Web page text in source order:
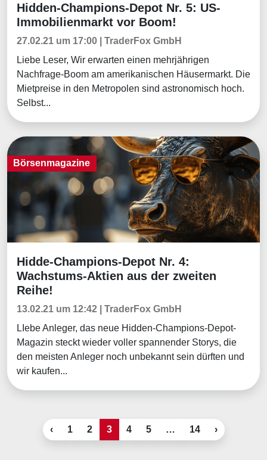
Börsenmagazine
Hidden-Champions-Depot Nr. 5: US-
Immobilienmarkt vor Boom!
27.02.21 um 17:00 | TraderFox GmbH
Liebe Leser, Wir erwarten einen mehrjährigen
Nachfrage-Boom am amerikanischen Häusermarkt. Die
Mietpreise in den Metropolen sind astronomisch hoch.
Selbst...
Börsenmagazine
Börsenmagazine
Hidde-Champions-Depot Nr. 4:
Wachstums-Aktien aus der zweiten
Reihe!
13.02.21 um 12:42 | TraderFox GmbH
LIebe Anleger, das neue Hidden-Champions-Depot-
Magazin steckt wieder voller spannender Storys, die
den meisten Anleger noch unbekannt sein dürften und
wir kaufen...
‹ 1 2 3 4 5 … 14 ›